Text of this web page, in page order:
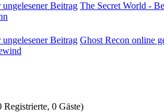
The Secret World -
Ghost Recon online
0 Gäste)